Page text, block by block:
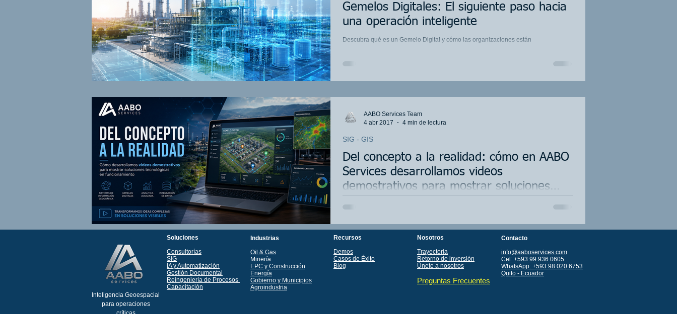
Gemelos Digitales: El siguiente paso hacia
una operación inteligente
Descubra qué es un Gemelo Digital y cómo las organizaciones están
Del concepto a la realidad: cómo en AABO
Services desarrollamos videos
demostrativos para mostrar soluciones
desarrollo de geoportales, gemelos digitales, dashboards ejecutivos y plataformas
de inteligencia geoespacial aplicadas a Oil & Gas, energía e infraestructura.
SIG - GIS
AABO Services Team
4 abr 2017
4 min de lectura
Inteligencia Geoespacial
para operaciones
Soluciones
Consultorías
SIG
IA y Automatización
Gestión Documental
Reingeniería de Procesos
Capacitación
Industrias
Oil & Gas
Minería
EPC y Construcción
Energía
Gobierno y Municipios
Agroindustria
Recursos
Demos
Casos de Éxito
Blog
Nosotros
Trayectoria
Retorno de inversión
Únete a nosotros
Preguntas Frecuentes
Contacto
info@aaboservices.com
Cel: +593 99 936 0605
WhatsApp: +593 98 020 6753
Quito - Ecuador